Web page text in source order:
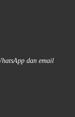
dan email